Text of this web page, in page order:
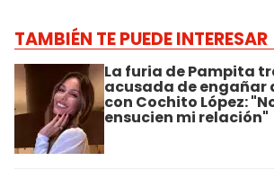
TAMBIÉN TE PUEDE INTERESAR
La furia de Pampita
acusada de engañar
con Cochito López:
ensucien mi relación"